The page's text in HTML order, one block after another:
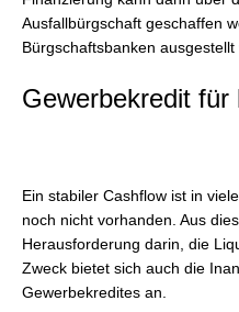
Ausfallbürgschaft geschaffen
Bürgschaftsbanken ausgestellt
Gewerbekredit für
Ein stabiler Cashflow ist in
noch nicht vorhanden. Aus
Herausforderung darin, die
Zweck bietet sich auch die
Gewerbekredites an.